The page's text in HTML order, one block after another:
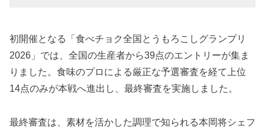
初開催となる「食べチョク全国とうもろこしグランプリ
2026」では、全国の生産者から39点のエントリーが集ま
りました。食味のプロによる厳正な予選審査を経て上位
14点のみが本戦へ進出し、最終審査を実施しました。
最終審査は、素材を活かした調理で知られる本岡将シェフ